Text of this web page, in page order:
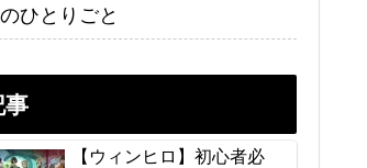
ひとりごと
事
【ウィンヒロ】初心者必